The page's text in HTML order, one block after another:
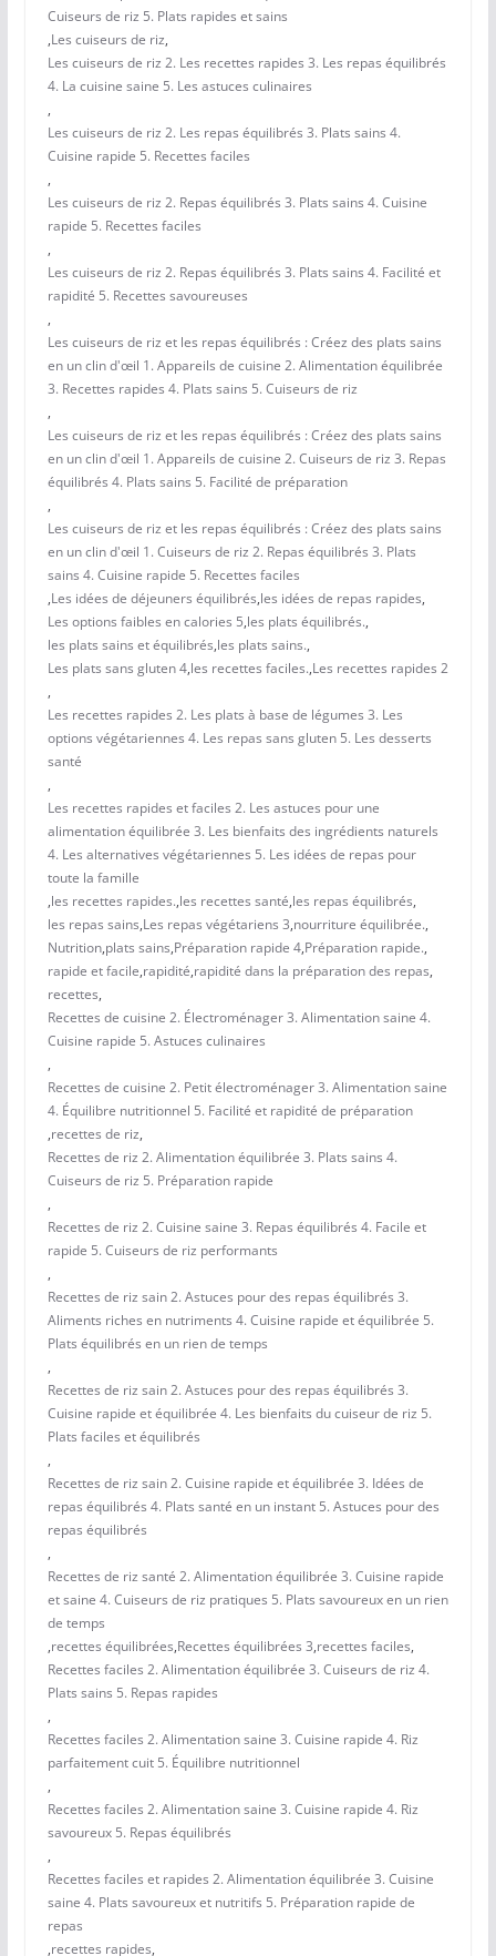
Cuiseurs de riz 5. Plats rapides et sains
,Les cuiseurs de riz,
Les cuiseurs de riz 2. Les recettes rapides 3. Les repas équilibrés
4. La cuisine saine 5. Les astuces culinaires
,
Les cuiseurs de riz 2. Les repas équilibrés 3. Plats sains 4.
Cuisine rapide 5. Recettes faciles
,
Les cuiseurs de riz 2. Repas équilibrés 3. Plats sains 4. Cuisine
rapide 5. Recettes faciles
,
Les cuiseurs de riz 2. Repas équilibrés 3. Plats sains 4. Facilité et
rapidité 5. Recettes savoureuses
,
Les cuiseurs de riz et les repas équilibrés : Créez des plats sains
en un clin d'œil 1. Appareils de cuisine 2. Alimentation équilibrée
3. Recettes rapides 4. Plats sains 5. Cuiseurs de riz
,
Les cuiseurs de riz et les repas équilibrés : Créez des plats sains
en un clin d'œil 1. Appareils de cuisine 2. Cuiseurs de riz 3. Repas
équilibrés 4. Plats sains 5. Facilité de préparation
,
Les cuiseurs de riz et les repas équilibrés : Créez des plats sains
en un clin d'œil 1. Cuiseurs de riz 2. Repas équilibrés 3. Plats
sains 4. Cuisine rapide 5. Recettes faciles
,Les idées de déjeuners équilibrés,les idées de repas rapides,
Les options faibles en calories 5,les plats équilibrés.,
les plats sains et équilibrés,les plats sains.,
Les plats sans gluten 4,les recettes faciles.,Les recettes rapides 2
,
Les recettes rapides 2. Les plats à base de légumes 3. Les
options végétariennes 4. Les repas sans gluten 5. Les desserts
santé
,
Les recettes rapides et faciles 2. Les astuces pour une
alimentation équilibrée 3. Les bienfaits des ingrédients naturels
4. Les alternatives végétariennes 5. Les idées de repas pour
toute la famille
,les recettes rapides.,les recettes santé,les repas équilibrés,
les repas sains,Les repas végétariens 3,nourriture équilibrée.,
Nutrition,plats sains,Préparation rapide 4,Préparation rapide.,
rapide et facile,rapidité,rapidité dans la préparation des repas,
recettes,
Recettes de cuisine 2. Électroménager 3. Alimentation saine 4.
Cuisine rapide 5. Astuces culinaires
,
Recettes de cuisine 2. Petit électroménager 3. Alimentation saine
4. Équilibre nutritionnel 5. Facilité et rapidité de préparation
,recettes de riz,
Recettes de riz 2. Alimentation équilibrée 3. Plats sains 4.
Cuiseurs de riz 5. Préparation rapide
,
Recettes de riz 2. Cuisine saine 3. Repas équilibrés 4. Facile et
rapide 5. Cuiseurs de riz performants
,
Recettes de riz sain 2. Astuces pour des repas équilibrés 3.
Aliments riches en nutriments 4. Cuisine rapide et équilibrée 5.
Plats équilibrés en un rien de temps
,
Recettes de riz sain 2. Astuces pour des repas équilibrés 3.
Cuisine rapide et équilibrée 4. Les bienfaits du cuiseur de riz 5.
Plats faciles et équilibrés
,
Recettes de riz sain 2. Cuisine rapide et équilibrée 3. Idées de
repas équilibrés 4. Plats santé en un instant 5. Astuces pour des
repas équilibrés
,
Recettes de riz santé 2. Alimentation équilibrée 3. Cuisine rapide
et saine 4. Cuiseurs de riz pratiques 5. Plats savoureux en un rien
de temps
,recettes équilibrées,Recettes équilibrées 3,recettes faciles,
Recettes faciles 2. Alimentation équilibrée 3. Cuiseurs de riz 4.
Plats sains 5. Repas rapides
,
Recettes faciles 2. Alimentation saine 3. Cuisine rapide 4. Riz
parfaitement cuit 5. Équilibre nutritionnel
,
Recettes faciles 2. Alimentation saine 3. Cuisine rapide 4. Riz
savoureux 5. Repas équilibrés
,
Recettes faciles et rapides 2. Alimentation équilibrée 3. Cuisine
saine 4. Plats savoureux et nutritifs 5. Préparation rapide de
repas
,recettes rapides,